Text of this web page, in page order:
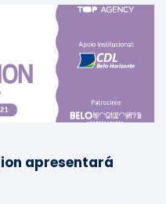
apresentará